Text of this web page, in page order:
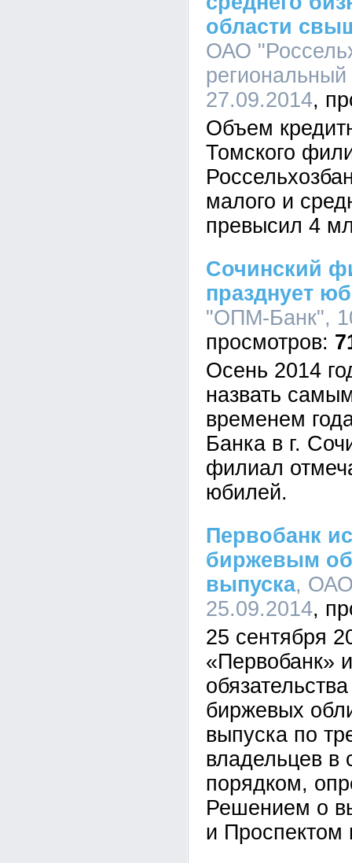
области
ОАО
27.09.2014
Объем
Томского
малого и
превысил 4
Сочинский
празднует
"ОПМ-Банк",
Осень 2014
назвать
временем
Банка в г.
филиал
юбилей.
Первобанк
биржевым
выпуска, ОАО
25.09.2014
25 сентября
«Первобанк»
биржевых
выпуска по
владельцев в
порядком,
Решением о
и Проспектом